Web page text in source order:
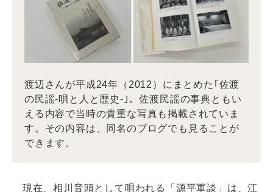
渡辺さんが平成24年（2012）にまとめた｢佐渡
の民謡-唄と人と歴史-｣。佐渡民謡の事典ともい
える内容で当時の貴重な写真も掲載されていま
す。その内容は、同名のブログでも見ることが
できます。
現在、相川音頭として唄われる「源平軍談」は、江